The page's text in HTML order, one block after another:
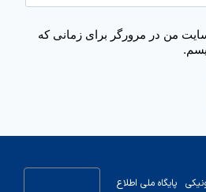
من در مرورگر برای زمانی که
پایگاه ملی اطلاع